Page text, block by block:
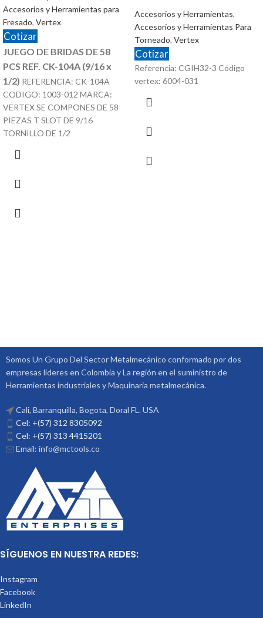
Accesorios y Herramientas para
Fresado, Vertex
Cotizar
JUEGO DE BRIDAS DE 58
PCS REF. CK-104A (9/16 x
1/2) REFERENCIA: CK-104A
CODIGO: 1003-012 MARCA:
VERTEX SE COMPONES DE 58
PIEZAS T SLOT DE 9/16
TORNILLO DE 1/2
Accesorios y Herramientas,
Accesorios y Herramientas Para
Torneado, Vertex
Cotizar
Referencia: CGIH32-3 Código
vertex: 6004-031
Somos Un Grupo Del Sector Metalmecánico conformado por dos
empresas lideres en Colombia y La región en el suministro de
Herramientas industriales y Maquinaria metalmecánica.
Cali, Barranquilla, Bogota, Doral FL. USA
Cel: +(57) 312 8305092
Cel: +(57) 313 4415201
Email: info@mctools.co
SÍGUENOS EN NUESTRA REDES:
Instagram
Facebook
LinkedIn